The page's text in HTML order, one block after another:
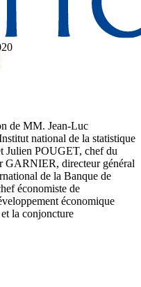
de MM. Jean-Luc
national de la statistique
Julien POUGET, chef du
GARNIER, directeur général
de la Banque de
économiste de
économique
la conjoncture